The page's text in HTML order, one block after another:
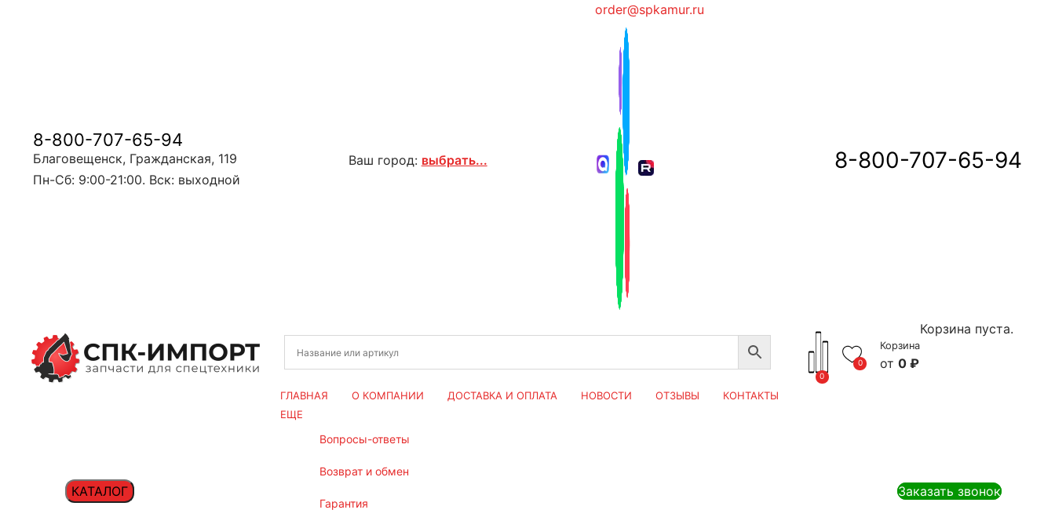
8-800-707-65-94
Благовещенск, Гражданская, 119
Пн-Сб: 9:00-21:00. Вск: выходной
Ваш город: выбрать...
order@spkamur.ru
8-800-707-65-94
0
0
Корзина
0 ₽
Корзина пуста.
КАТАЛОГ
ГЛАВНАЯ О КОМПАНИИ ДОСТАВКА И ОПЛАТА НОВОСТИ ОТЗЫВЫ
КОНТАКТЫ
ЕЩЕ
вопросы-ответы
возврат и обмен
гарантия
Заказать звонок